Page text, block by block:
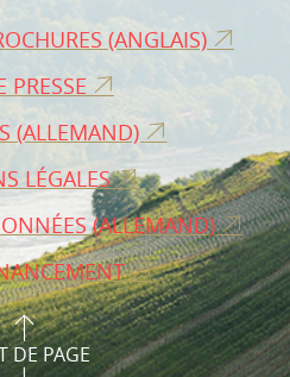
(ANGLAIS)
PRESSE
(ALLEMAND)
LÉGALES
(ALLEMAND)
DE PAGE